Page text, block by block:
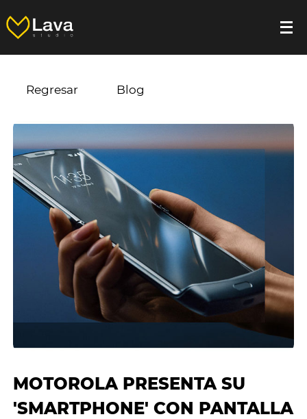
Regresar Blog
MOTOROLA PRESENTA SU
'SMARTPHONE' CON PANTALLA